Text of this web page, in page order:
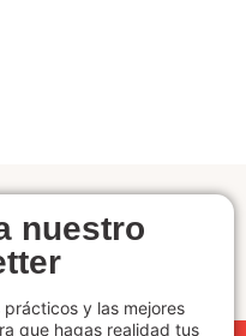
nuestro
y las mejores
que hagas realidad tus